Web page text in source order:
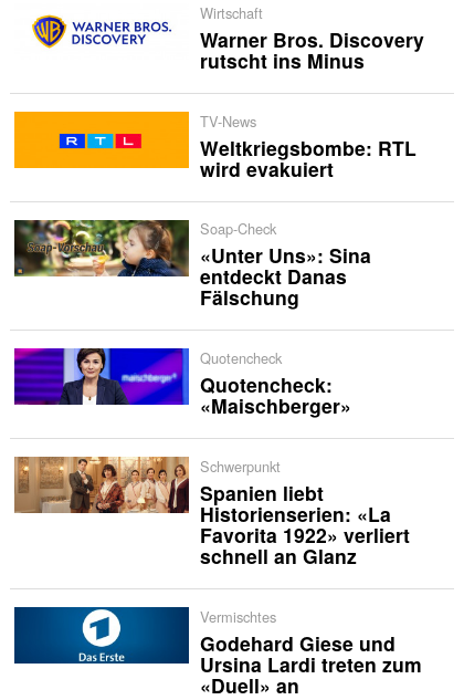
Wirtschaft
Warner Bros. Discovery
rutscht ins Minus
TV-News
Weltkriegsbombe: RTL
wird evakuiert
Soap-Check
«Unter Uns»: Sina
entdeckt Danas
Fälschung
Quotencheck
Quotencheck:
«Maischberger»
Schwerpunkt
Spanien liebt
Historienserien: «La
Favorita 1922» verliert
schnell an Glanz
Vermischtes
Godehard Giese und
Ursina Lardi treten zum
«Duell» an